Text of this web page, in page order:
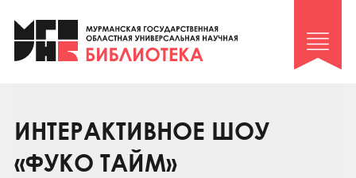
Клуб «Гиря и сельдерей»
Клуб «Семейный архив»
Коллегам
Контакты
ИНТЕРАКТИВНОЕ ШОУ
«ФУКО ТАЙМ»